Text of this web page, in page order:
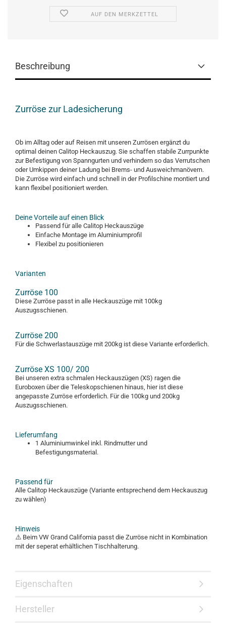
AUF DEN MERKZETTEL
Beschreibung
Zurröse zur Ladesicherung
Ob im Alltag oder auf Reisen mit unseren Zurrösen ergänzt du
optimal deinen Calitop Heckauszug. Sie schaffen stabile Zurrpunkte
zur Befestigung von Spanngurten und verhindern so das Verrutschen
oder Umkippen deiner Ladung bei Brems- und Ausweichmanövern.
Die Zurröse wird einfach und schnell in der Profilschine montiert und
kann flexibel positioniert werden.
Deine Vorteile auf einen Blick
Passend für alle Calitop Heckauszüge
Einfache Montage im Aluminiumprofil
Flexibel zu positionieren
Varianten
Zurröse 100
Diese Zurröse passt in alle Heckauszüge mit 100kg
Auszugsschienen.
Zurröse 200
Für die Schwerlastauszüge mit 200kg ist diese Variante erforderlich.
Zurröse XS 100/ 200
Bei unseren extra schmalen Heckauszügen (XS) ragen die
Euroboxen über die Teleskopschienen hinaus, hier ist diese
angepasste Zurröse erforderlich. Für die 100kg und 200kg
Auszugsschienen.
Lieferumfang
1 Aluminiumwinkel inkl. Rindmutter und
Befestigungsmaterial.
Passend für
Alle Calitop Heckauszüge (Variante entsprechend dem Heckauszug
zu wählen)
Hinweis
⚠️ Beim VW Grand California passt die Zurröse nicht in Kombination
mit der seperat erhältlichen Tischhalterung.
Eigenschaften
Hersteller